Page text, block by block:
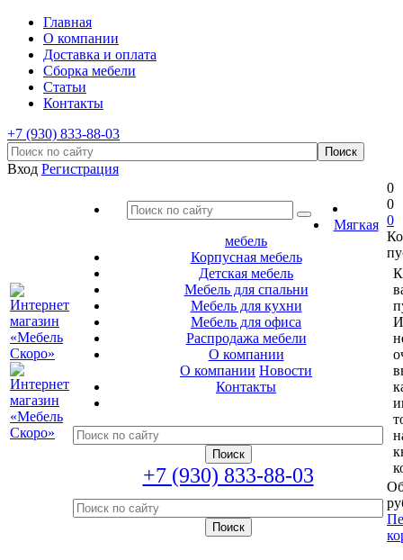
Главная
О компании
Доставка и оплата
Сборка мебели
Статьи
Контакты
+7 (930) 833-88-03
Вход Регистрация
Мягкая
мебель
Корпусная мебель
Детская мебель
Мебель для спальни
Мебель для кухни
Мебель для офиса
Распродажа мебели
О компании
О компании Новости
Контакты
+7 (930) 833-88-03
0
0
0